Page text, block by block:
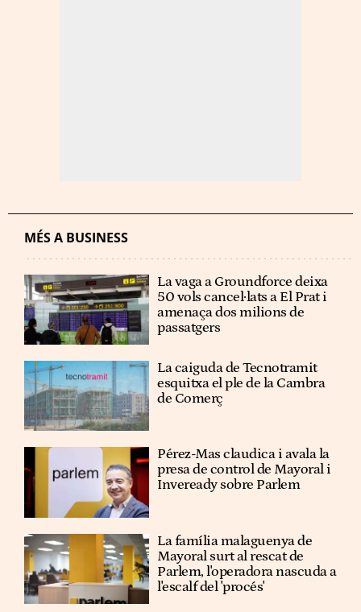
MÉS A BUSINESS
La vaga a Groundforce deixa
50 vols cancel·lats a El Prat i
amenaça dos milions de
passatgers
La caiguda de Tecnotramit
esquitxa el ple de la Cambra
de Comerç
Pérez-Mas claudica i avala la
presa de control de Mayoral i
Inveready sobre Parlem
La família malaguenya de
Mayoral surt al rescat de
Parlem, l'operadora nascuda a
l'escalf del 'procés'